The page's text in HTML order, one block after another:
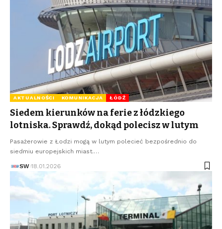
AKTUALNOŚCI KOMUNIKACJA ŁÓDŹ
Siedem kierunków na ferie z łódzkiego
lotniska. Sprawdź, dokąd polecisz w lutym
Pasażerowie z Łodzi mogą w lutym polecieć bezpośrednio do
siedmiu europejskich miast.…
SW 18.01.2026